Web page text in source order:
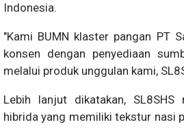
Indonesia.
"Kami BUMN klaster pangan PT
konsen dengan penyediaan
melalui produk unggulan kami,
Lebih lanjut dikatakan, SL8SHS
hibrida yang memiliki tekstur nasi